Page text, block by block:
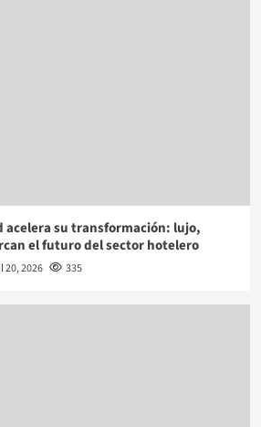
acelera su transformación: lujo,
el futuro del sector hotelero
20, 2026 335